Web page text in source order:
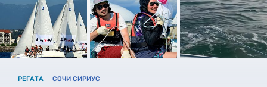
РЕГАТА СОЧИ СИРИУС